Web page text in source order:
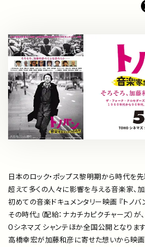
アーティスト
プレイリスト
ミュージックライブラリ
お問い合わせ 楽
日本のロック・ポップス黎明期から時代を
超えて多くの人々に影響を与える音楽家、
初めての音楽ドキュメンタリー映画 『ト
その時代』（配給：ナカチカピクチャーズ）が
Oシネマズ シャンテほか全国公開となります
高橋幸宏が加藤和彦に寄せた想いから映